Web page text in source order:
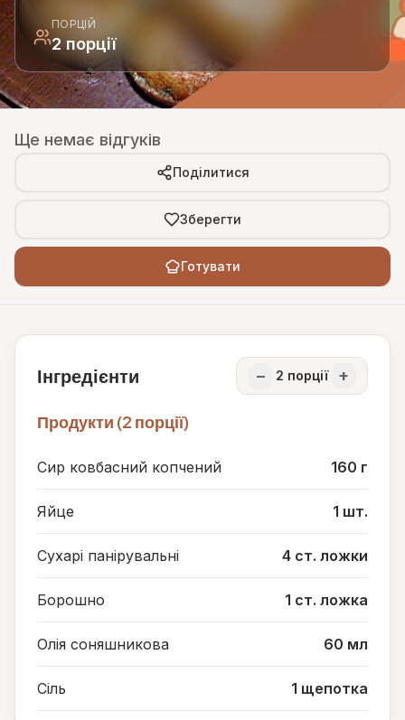
ПОРЦІЙ
2 порції
Ще немає відгуків
Поділитися
Зберегти
Готувати
Інгредієнти − 2 порції +
Продукти (2 порції)
Сир ковбасний копчений 160 г
Яйце 1 шт.
Сухарі панірувальні 4 ст. ложки
Борошно 1 ст. ложка
Олія соняшникова 60 мл
Сіль 1 щепотка